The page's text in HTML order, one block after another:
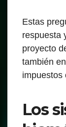
Estas
respuesta
proyecto
también
impuestos
Los